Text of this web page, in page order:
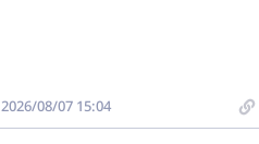
2026/08/07 15:04